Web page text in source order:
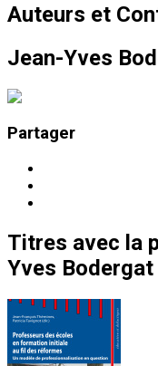
Auteurs et
Jean-Yves
Partager
Titres avec la
Yves Bodergat